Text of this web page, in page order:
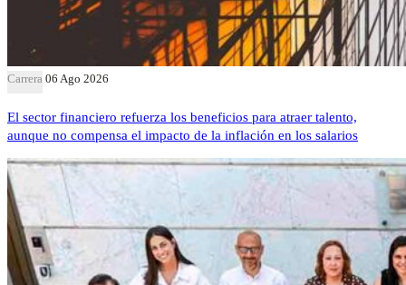
Carrera 06 Ago 2026
El sector financiero refuerza los beneficios para atraer talento,
aunque no compensa el impacto de la inflación en los salarios